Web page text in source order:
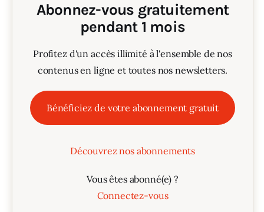
Abonnez-vous gratuitement
pendant 1 mois
Profitez d'un accès illimité à l'ensemble de nos
contenus en ligne et toutes nos newsletters.
Bénéficiez de votre abonnement gratuit
Découvrez nos abonnements
Vous êtes abonné(e) ?
Connectez-vous